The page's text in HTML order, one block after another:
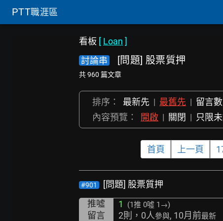
PTT職涯區
看板 [ Loan ]
討論串
[問題] 股票質押
共 960 篇文章
排序： 最新先 | 最舊先 | 留言數
內容預覽：
開啟 | 關閉 | 只限
首頁 上一頁
#901
[問題] 股票質押
推噓
1 (1推 0噓 1→)
留言 2則，0人參與, 10月前最新